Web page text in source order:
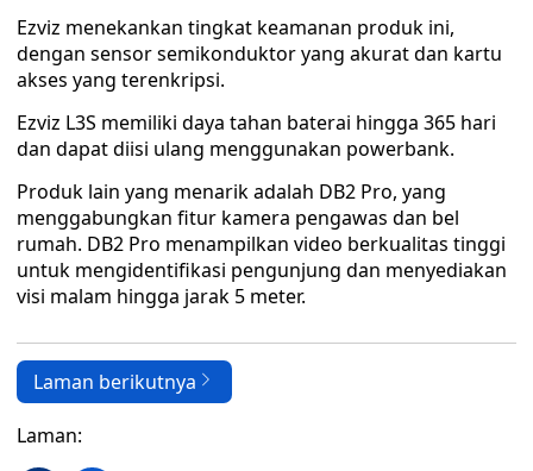
Ezviz menekankan tingkat keamanan produk ini,
dengan sensor semikonduktor yang akurat dan kartu
akses yang terenkripsi.
Ezviz L3S memiliki daya tahan baterai hingga 365 hari
dan dapat diisi ulang menggunakan powerbank.
Produk lain yang menarik adalah DB2 Pro, yang
menggabungkan fitur kamera pengawas dan bel
rumah. DB2 Pro menampilkan video berkualitas tinggi
untuk mengidentifikasi pengunjung dan menyediakan
visi malam hingga jarak 5 meter.
Laman berikutnya
Laman: